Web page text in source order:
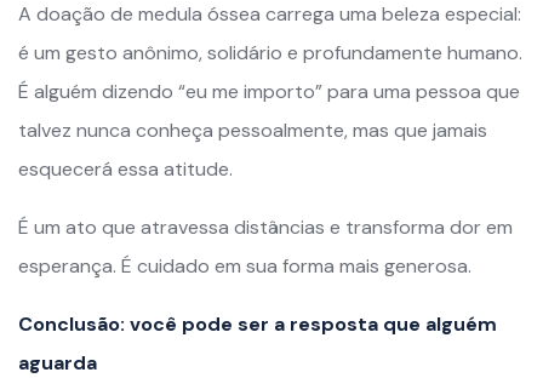
A doação de medula óssea carrega uma beleza especial:
é um gesto anônimo, solidário e profundamente humano.
É alguém dizendo “eu me importo” para uma pessoa que
talvez nunca conheça pessoalmente, mas que jamais
esquecerá essa atitude.
É um ato que atravessa distâncias e transforma dor em
esperança. É cuidado em sua forma mais generosa.
Conclusão: você pode ser a resposta que alguém
aguarda